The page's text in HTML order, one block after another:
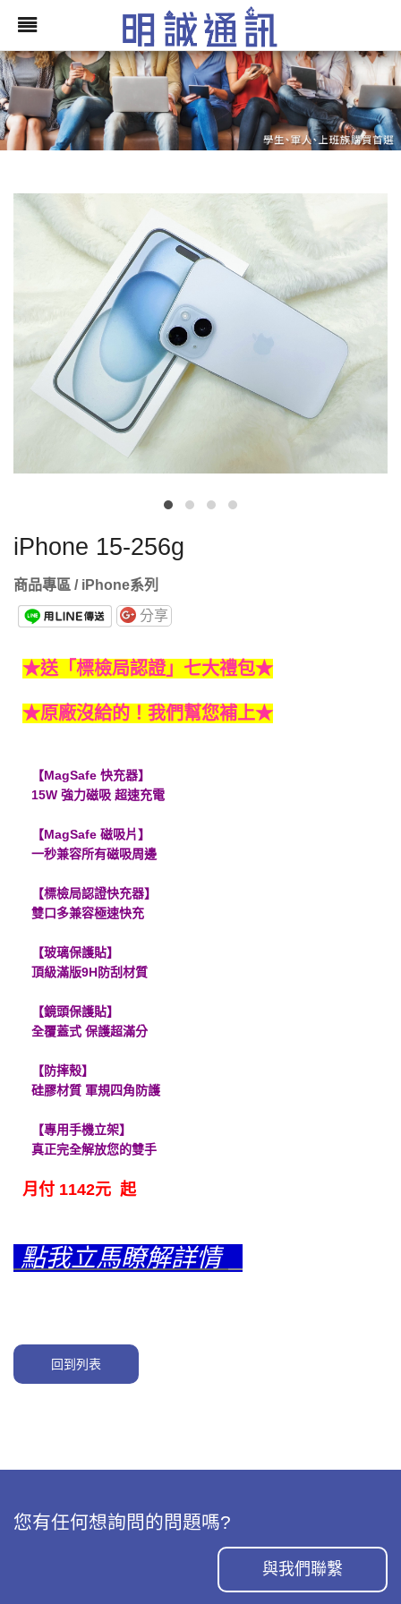
iPhone 15-256g
商品專區 / iPhone系列
分享
★送「標檢局認證」七大禮包★
★原廠沒給的！我們幫您補上★
【MagSafe 快充器】
15W 強力磁吸 超速充電
【MagSafe 磁吸片】
一秒兼容所有磁吸周邊
【標檢局認證快充器】
雙口多兼容極速快充
【玻璃保護貼】
頂級滿版9H防刮材質
【鏡頭保護貼】
全覆蓋式 保護超滿分
【防摔殼】
硅膠材質 軍規四角防護
【專用手機立架】
真正完全解放您的雙手
月付 1142元 起
點我立馬瞭解詳情
回到列表
您有任何想詢問的問題嗎?
與我們聯繫